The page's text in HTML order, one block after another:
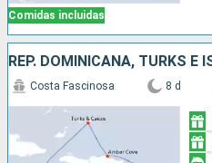
Comidas incluidas
Costa Fascinosa 8 d